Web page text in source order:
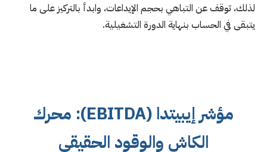
لذلك، توقف عن التباهي بحجم الإيداعات، وابدأ بالتركيز على ما
يتبقى في الحساب بنهاية الدورة التشغيلية.
مؤشر إيبيتدا (EBITDA): محرك
الكاش والوقود الحقيقي